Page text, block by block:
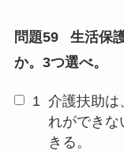
問題59
生活保
か。3つ選べ。
1 介護扶助は
れができな
きる。